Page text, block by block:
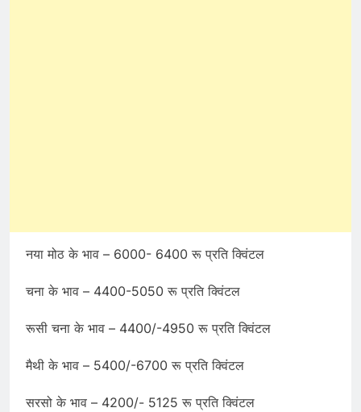
नया मोठ के भाव – 6000- 6400 रू प्रति क्विंटल
चना के भाव – 4400-5050 रू प्रति क्विंटल
रूसी चना के भाव – 4400/-4950 रू प्रति क्विंटल
मैथी के भाव – 5400/-6700 रू प्रति क्विंटल
सरसो के भाव – 4200/- 5125 रू प्रति क्विंटल